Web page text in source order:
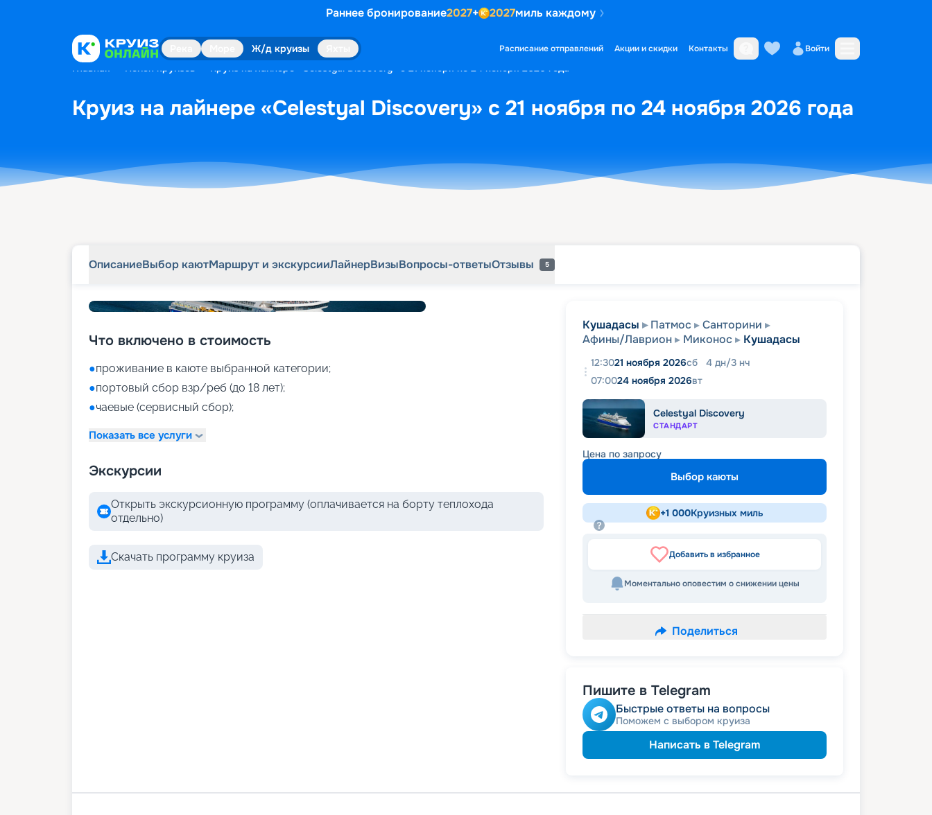
Раннее бронирование2027+ 2027миль каждому
Ж/д круизы Расписание отправлений Акции и скидки Контакты Войти
Главная Поиск круизов Круиз на лайнере «Celestyal Discovery» с 21 ноября по 24 ноября 2026 года
Круиз на лайнере «Celestyal Discovery» с 21 ноября по 24 ноября 2026 года
ОписаниеВыбор каютМаршрут и экскурсииЛайнерВизыВопросы-ответыОтзывы 5
Что включено в стоимость
●проживание в каюте выбранной категории;
●портовый сбор взр/реб (до 18 лет);
●чаевые (сервисный сбор);
Показать все услуги
Экскурсии
Открыть экскурсионную программу (оплачивается на борту теплохода
отдельно)
Скачать программу круиза
Кушадасы Патмос
Санторини
Афины/Лаврион
Миконос Кушадасы
12:3021 ноября 2026сб 4 дн/3 нч
07:0024 ноября 2026вт
Celestyal Discovery
СТАНДАРТ
Цена по запросу
Выбор каюты
+1 000Круизных миль
Добавить в избранное
Моментально оповестим о снижении цены
Поделиться
Пишите в Telegram
Быстрые ответы на вопросы
Поможем с выбором круиза
Написать в Telegram